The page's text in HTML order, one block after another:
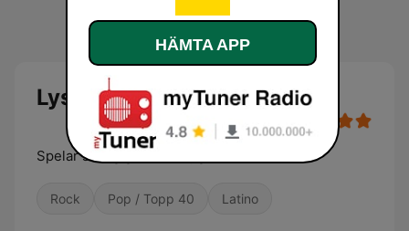
Lyssna på Bananradion live
Spelar svängig musik, dygnet runt.
Rock Pop / Topp 40 Latino
HÄMTA APP